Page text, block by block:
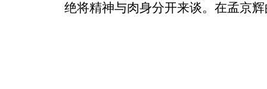
绝将精神与肉身分开来谈。 在孟京